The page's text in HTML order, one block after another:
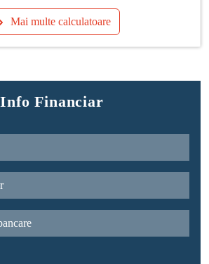
Mai multe calculatoare
Info Financiar